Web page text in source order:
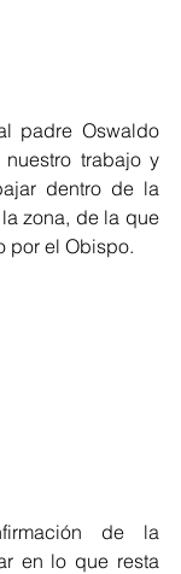
padre Oswaldo
trabajo y
dentro de la
zona, de la que
por el Obispo.
de la
en lo que resta